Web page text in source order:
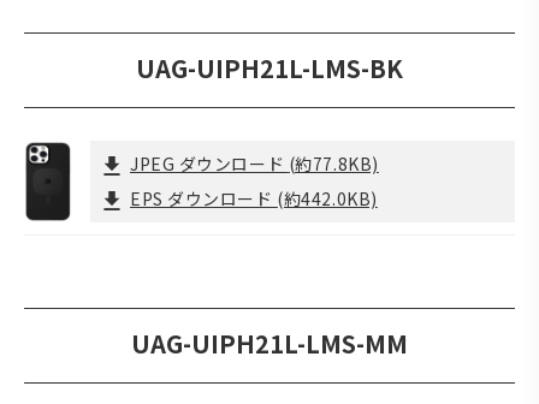
UAG-UIPH21L-LMS-BK
JPEG ダウンロード (約77.8KB)
EPS ダウンロード (約442.0KB)
UAG-UIPH21L-LMS-MM